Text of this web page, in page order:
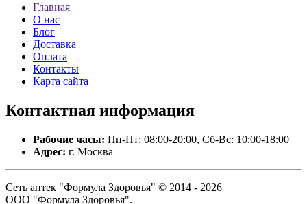
Главная
О нас
Блог
Доставка
Оплата
Контакты
Карта сайта
Контактная информация
Рабочие часы: Пн-Пт: 08:00-20:00, Сб-Вс: 10:00-18:00
Адрес: г. Москва
Сеть аптек "Формула Здоровья" © 2014 - 2026
ООО "Формула Здоровья".